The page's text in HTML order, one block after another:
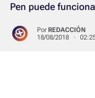
Pen puede
Por REDACCIÓN
18/08/2018 ·